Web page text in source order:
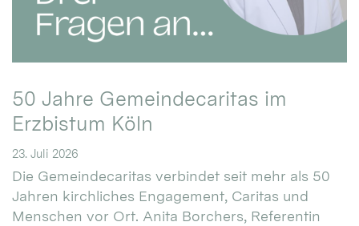
50 Jahre Gemeindecaritas im
Erzbistum Köln
23. Juli 2026
Die Gemeindecaritas verbindet seit mehr als 50
Jahren kirchliches Engagement, Caritas und
Menschen vor Ort. Anita Borchers, Referentin